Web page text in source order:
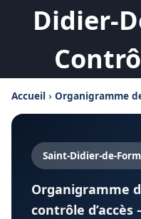
Didier-
Accueil › Organigramme
Saint-Didier-de-
Organigramme
contrôle